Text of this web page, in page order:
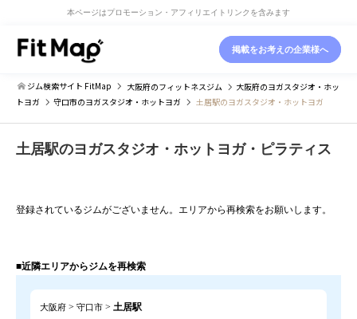
本ページはプロモーション・アフィリエイトリンクを含みます
掲載をお考えの企業様へ
ジム検索サイト FitMap 大阪府のフィットネスジム 大阪府のヨガスタジオ・ホッ
トヨガ
守口市のヨガスタジオ・ホットヨガ 土居駅のヨガスタジオ・ホットヨガ
土居駅のヨガスタジオ・ホットヨガ・ピラティス
登録されているジムがございません。エリアから再検索をお願いします。
■近隣エリアからジムを再検索
大阪府 > 守口市 > 土居駅